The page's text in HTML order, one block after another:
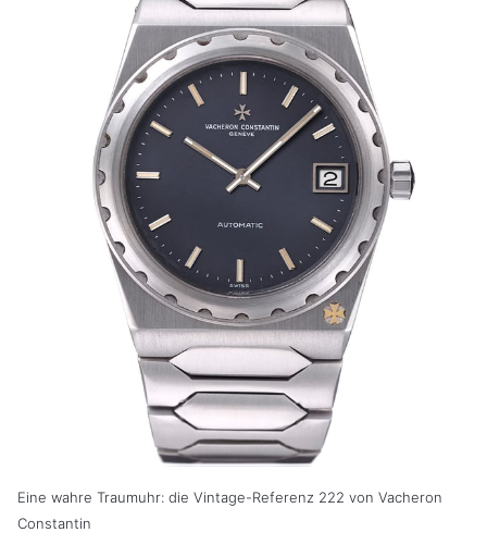
Eine wahre Traumuhr: die Vintage-Referenz 222 von Vacheron
Constantin